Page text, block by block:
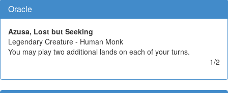
Oracle
Azusa, Lost but Seeking
Legendary Creature - Human Monk
You may play two additional lands on each of your turns.
1/2